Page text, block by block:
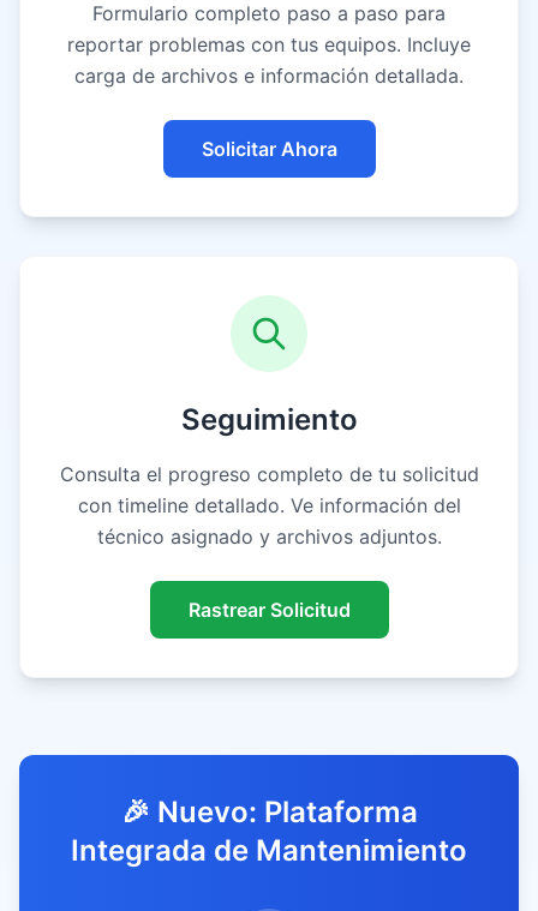
Formulario completo paso a paso para
reportar problemas con tus equipos. Incluye
carga de archivos e información detallada.
Solicitar Ahora
Seguimiento
Consulta el progreso completo de tu solicitud
con timeline detallado. Ve información del
técnico asignado y archivos adjuntos.
Rastrear Solicitud
🎉 Nuevo: Plataforma
Integrada de Mantenimiento